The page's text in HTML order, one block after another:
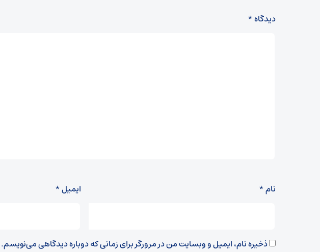
دیدگاه*
نام* ایمیل*
ذخیره نام، ایمیل و وبسایت من در مرورگر برای زمانی که دوباره دیدگاهی می‌نویسم.